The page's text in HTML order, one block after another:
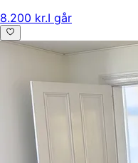
8.200 kr.I går